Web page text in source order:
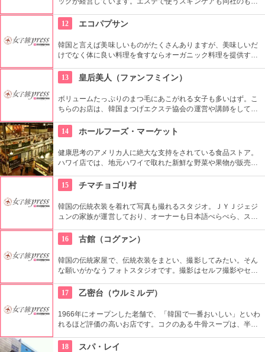
す。
12 エコパプサン
韓国と言えば美味しいものがたくさんありますが、美味しいだ
けでなく体に良い料理を食すならオーガニック料理を提供する
ご堪能あれ。
13 皇后美人（ファンフミイン）
ボリュームたっぷりのまつ毛にあこがれる女子も多いはず。こ
ちらのお店は、韓国まつげエクステ協会の運営や講師をしてい
ムアップ。かつ、美しく仕上がるので、リピーターも多いで
す。
14 ホールフーズ・マーケット
健康思考のアメリカ人に絶大な支持をされている食品ストア。
ハワイ店では、地元ハワイで取れた新鮮な野菜や果物が販売さ
も充実していて、ホテルの部屋で食事がしたい人にもお勧めで
す！
15 チマチョゴリ村
韓国の伝統衣装を着れて写真も撮れるスタジオ。ＪＹＪジェジ
ュンの家族が運営しており、オーナーも日本語ぺらぺら、スタ
男性や小さな子供用の衣装も沢山あり、カップル写真に家族写
真、友達同士の記念にもってこい。
16 古館（コグァン）
韓国の伝統家屋で、伝統衣装をまとい、撮影してみたい。そん
な願いがかなうフォトスタジオです。撮影はセルフ撮影やセル
影をお任せするプランもあります。日本の旅行番組で話題にな
った場所です。
17 乙密台（ウルミルデ）
1966年にオープンした老舗で、「韓国で一番おいしい」といわ
れるほど評価の高いお店です。コクのある牛骨スープは、半分
る麺も絶品です。
18 スパ・レイ